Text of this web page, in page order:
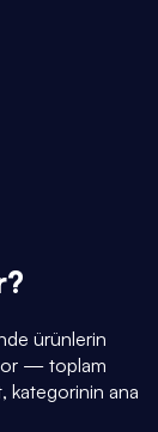
?
ürünlerin
— toplam
kategorinin ana